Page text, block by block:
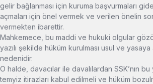
gelir bağlanması için kuruma başvurmaları
açmaları için önel vermek ve verilen önelin
vermekten ibarettir.
Mahkemece, bu maddi ve hukuki olgular
yazılı şekilde hüküm kurulması usul ve yasaya
nedenidir.
O halde, davacılar ile davalılardan SSK’nın
temyiz itirazları kabul edilmeli ve hüküm